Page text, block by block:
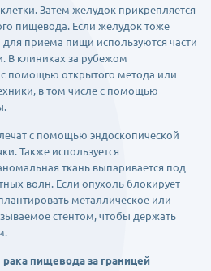
Затем желудок прикрепляется
пищевода. Если желудок тоже
для приема пищи используются части
В клиниках за рубежом
с помощью открытого метода или
в том числе с помощью
с помощью эндоскопической
Также используется
ткань выпаривается под
волн. Если опухоль блокирует
металлическое или
стентом, чтобы держать
пищевода за границей